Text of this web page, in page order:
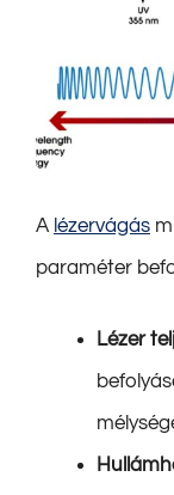
A lézervágás
paraméter
Lézer